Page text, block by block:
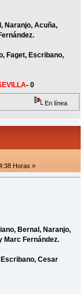
Naranjo, Acuña,
Faget, Escribano,
- 0
En línea
Horas »
Bernal, Naranjo,
Marc Fernández.
Cesar